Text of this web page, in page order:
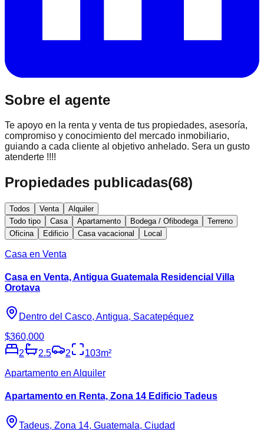
Sobre el agente
Te apoyo en la renta y venta de tus propiedades, asesoría,
compromiso y conocimiento del mercado inmobiliario,
guiando a cada cliente al objetivo anhelado. Sera un gusto
atenderte !!!!
Propiedades publicadas(68)
Todos Venta
Alquiler
Todo tipo
Casa Apartamento Bodega / Ofibodega
Terreno
Oficina
Edificio Casa vacacional Local
Casa en Venta
Casa en Venta, Antigua Guatemala Residencial Villa
Orotava
Dentro del Casco, Antigua, Sacatepéquez
$360,000
2
2.5 2 103m²
Apartamento en Alquiler
Apartamento en Renta, Zona 14 Edificio Tadeus
Tadeus, Zona 14, Guatemala, Ciudad